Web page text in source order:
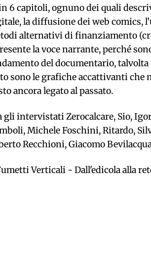
6 capitoli, ognuno dei quali
la diffusione dei web comics,
alternativi di finanziamento
la voce narrante, perché
del documentario,
sono le grafiche accattivanti che
ancora legato al passato.
gli intervistati Zerocalcare, Sio,
Michele Foschini, Ritardo,
Recchioni, Giacomo